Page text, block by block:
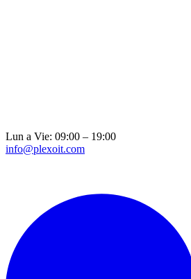
Lun a Vie: 09:00 – 19:00
info@plexoit.com